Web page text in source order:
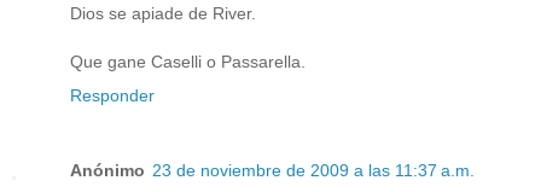
Dios se apiade de River.
Que gane Caselli o Passarella.
Responder
Anónimo 23 de noviembre de 2009 a las 11:37 a.m.